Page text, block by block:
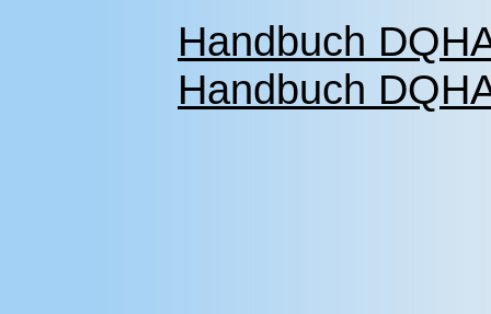
Handbuch
Handbuch